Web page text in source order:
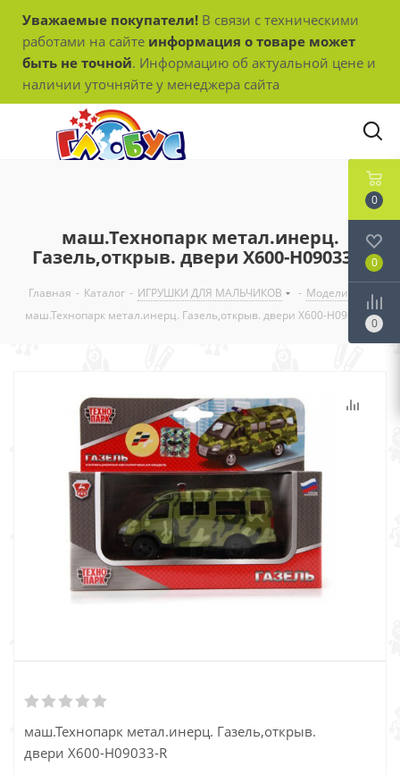
Уважаемые покупатели! В связи с техническими
работами на сайте информация о товаре может
быть не точной. Информацию об актуальной цене и
наличии уточняйте у менеджера сайта
маш.Технопарк метал.инерц.
Газель,открыв. двери Х600-Н09033-R
Главная - Каталог - ИГРУШКИ ДЛЯ МАЛЬЧИКОВ - Модели
маш.Технопарк метал.инерц. Газель,открыв. двери Х600-Н09033-R
маш.Технопарк метал.инерц. Газель,открыв.
двери Х600-Н09033-R
0
0
0